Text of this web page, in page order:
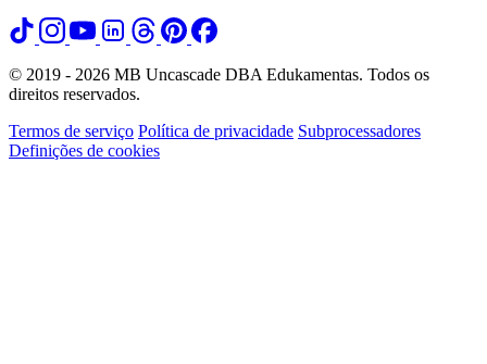
© 2019 - 2026 MB Uncascade DBA Edukamentas. Todos os
direitos reservados.
Termos de serviço Política de privacidade Subprocessadores
Definições de cookies